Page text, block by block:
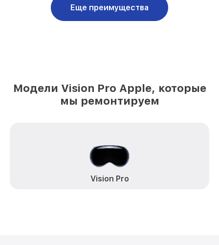
Еще преимущества
Модели Vision Pro Apple, которые
мы ремонтируем
Vision Pro